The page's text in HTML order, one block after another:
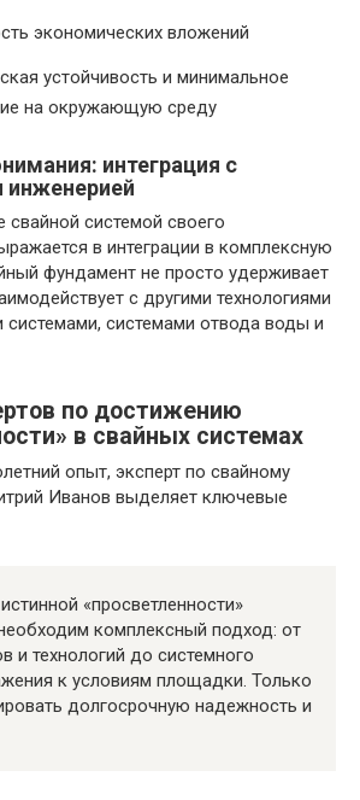
экономических вложений
устойчивость и минимальное
на окружающую среду
интеграция с
инженерией
системой своего
в интеграции в комплексную
фундамент не просто удерживает
с другими технологиями
системами отвода воды и
по достижению
в свайных системах
опыт, эксперт по свайному
Иванов выделяет ключевые
«просветленности»
комплексный подход: от
и технологий до системного
к условиям площадки. Только
долгосрочную надежность и